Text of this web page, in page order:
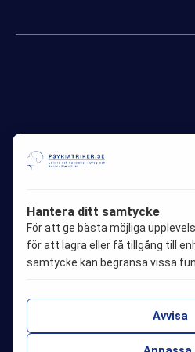
a
c
e
b
k
n
s
t
a
a
i
n
t
e
s
i
n
k
e
n
Hantera ditt samtycke
För att ge bästa möjliga
för att lagra eller få tillgång till
samtycke kan begränsa vissa
Avvisa